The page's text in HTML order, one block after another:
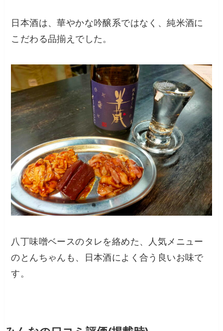
日本酒は、華やかな吟醸系ではなく、純米酒に
こだわる品揃えでした。
八丁味噌ベースのタレを絡めた、人気メニュー
のとんちゃんも、日本酒によく合う良いお味で
す。